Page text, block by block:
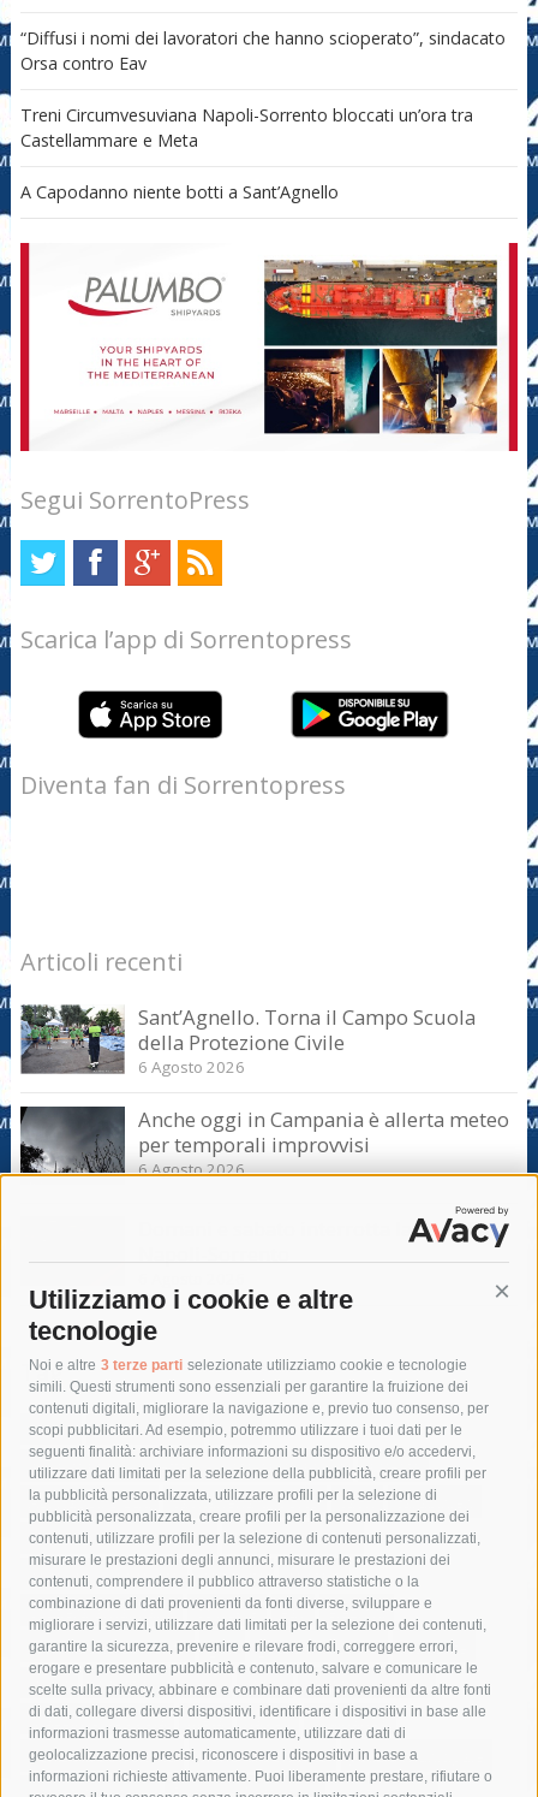
Utilizziamo i cookie e altre
tecnologie
Noi e altre 3 terze parti selezionate utilizziamo cookie e tecnologie
simili. Questi strumenti sono essenziali per garantire la fruizione dei
contenuti digitali, migliorare la navigazione e, previo tuo consenso, per
scopi pubblicitari. Ad esempio, potremmo utilizzare i tuoi dati per le
seguenti finalità: archiviare informazioni su dispositivo e/o accedervi,
utilizzare dati limitati per la selezione della pubblicità, creare profili per
la pubblicità personalizzata, utilizzare profili per la selezione di
pubblicità personalizzata, creare profili per la personalizzazione dei
contenuti, utilizzare profili per la selezione di contenuti personalizzati,
misurare le prestazioni degli annunci, misurare le prestazioni dei
contenuti, comprendere il pubblico attraverso statistiche o la
combinazione di dati provenienti da fonti diverse, sviluppare e
migliorare i servizi, utilizzare dati limitati per la selezione dei contenuti,
garantire la sicurezza, prevenire e rilevare frodi, correggere errori,
erogare e presentare pubblicità e contenuto, salvare e comunicare le
scelte sulla privacy, abbinare e combinare dati provenienti da altre fonti
di dati, collegare diversi dispositivi, identificare i dispositivi in base alle
informazioni trasmesse automaticamente, utilizzare dati di
geolocalizzazione precisi, riconoscere i dispositivi in base a
informazioni richieste attivamente. Puoi liberamente prestare, rifiutare o
“Diffusi i nomi dei lavoratori che hanno scioperato”, sindacato
Orsa contro Eav
Treni Circumvesuviana Napoli-Sorrento bloccati un’ora tra
Castellammare e Meta
A Capodanno niente botti a Sant’Agnello
Segui SorrentoPress
Scarica l’app di Sorrentopress
Diventa fan di Sorrentopress
Articoli recenti
Sant’Agnello. Torna il Campo Scuola
della Protezione Civile
6 Agosto 2026
Anche oggi in Campania è allerta meteo
per temporali improvvisi
6 Agosto 2026
Domani e sabato interrotta la linea Eav
Tag
acqua allerta meteo
anas
area marina protetta di punta campanella
arresto
Asl Napoli 3 sud
capitaneria di porto capri
carabinieri
castellammare di stabia
circumvesuviana
comune di sorrento
concerto
contagi
costiera amalfitana
covid-19 eav
elezioni
fondazione sorrento
gori guardia costiera
incidente
lavori
lorenzo balducelli mare
massa lubrense
massimo coppola
Meta napoli
ordinanza
penisola sorrentina
piano di sorrento
polizia municipale
protezione civile
Regione Campania sant'agnello